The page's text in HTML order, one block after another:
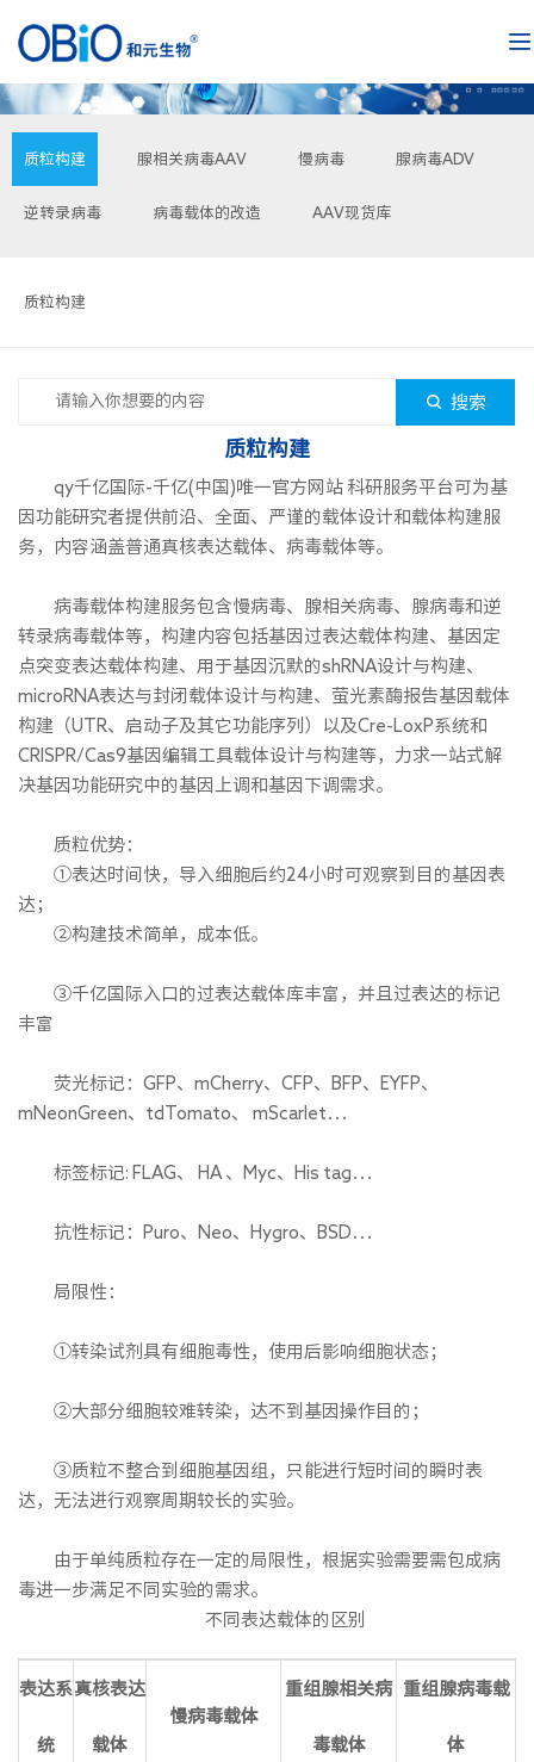
质粒构建 腺相关病毒AAV 慢病毒 腺病毒ADV
逆转录病毒 病毒载体的改造 AAV现货库
质粒构建
搜索
质粒构建
qy千亿国际-千亿(中国)唯一官方网站 科研服务平台可为基
因功能研究者提供前沿、全面、严谨的载体设计和载体构建服
务，内容涵盖普通真核表达载体、病毒载体等。
病毒载体构建服务包含慢病毒、腺相关病毒、腺病毒和逆
转录病毒载体等，构建内容包括基因过表达载体构建、基因定
点突变表达载体构建、用于基因沉默的shRNA设计与构建、
microRNA表达与封闭载体设计与构建、萤光素酶报告基因载体
构建（UTR、启动子及其它功能序列）以及Cre-LoxP系统和
CRISPR/Cas9基因编辑工具载体设计与构建等，力求一站式解
决基因功能研究中的基因上调和基因下调需求。
质粒优势：
①表达时间快，导入细胞后约24小时可观察到目的基因表
达；
②构建技术简单，成本低。
③千亿国际入口的过表达载体库丰富，并且过表达的标记
丰富
荧光标记：GFP、mCherry、CFP、BFP、EYFP、
mNeonGreen、tdTomato、 mScarlet…
标签标记: FLAG、 HA 、Myc、His tag…
抗性标记：Puro、Neo、Hygro、BSD…
局限性：
①转染试剂具有细胞毒性，使用后影响细胞状态；
②大部分细胞较难转染，达不到基因操作目的；
③质粒不整合到细胞基因组，只能进行短时间的瞬时表
达，无法进行观察周期较长的实验。
由于单纯质粒存在一定的局限性，根据实验需要需包成病
毒进一步满足不同实验的需求。
不同表达载体的区别
表达系
统
真核表达
载体
慢病毒载体
重组腺相关病
毒载体
重组腺病毒载
体